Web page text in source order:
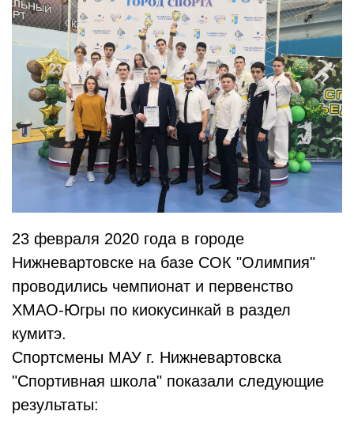
23 февраля 2020 года в городе
Нижневартовске на базе СОК "Олимпия"
проводились чемпионат и первенство
ХМАО-Югры по киокусинкай в раздел
кумитэ.
Спортсмены МАУ г. Нижневартовска
"Спортивная школа" показали следующие
результаты: